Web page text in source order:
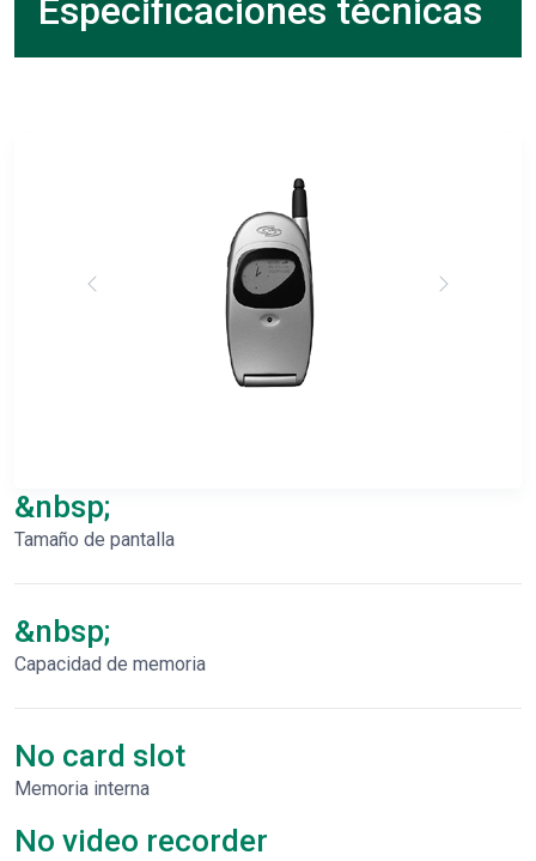
Especificaciones técnicas
&nbsp;
Tamaño de pantalla
&nbsp;
Capacidad de memoria
No card slot
Memoria interna
No video recorder